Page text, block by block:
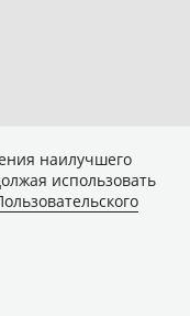
наилучшего
использовать